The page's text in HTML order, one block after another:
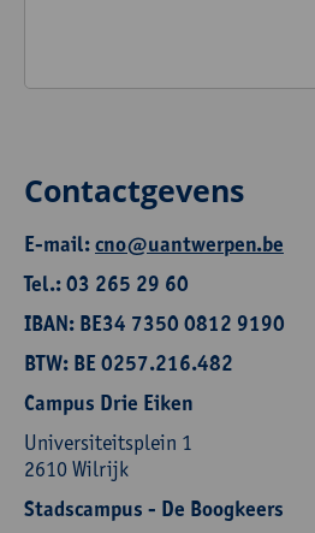
Contactgevens
E-mail:cno@uantwerpen.be
Tel.: 03 265 29 60
IBAN: BE34 7350 0812 9190
BTW: BE 0257.216.482
Campus Drie Eiken
Universiteitsplein 1
2610 Wilrijk
Stadscampus - De Boogkeers